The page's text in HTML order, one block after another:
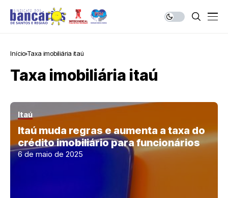
Início Taxa imobiliária itaú
Taxa imobiliária itaú
Itaú
Itaú muda regras e aumenta a taxa do
crédito imobiliário para funcionários
6 de maio de 2025